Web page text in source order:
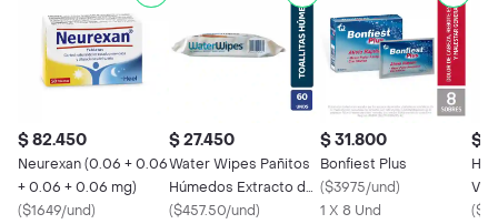
$ 82.450
Neurexan (0.06 + 0.06
+ 0.06 + 0.06 mg)
($1649/und)
$ 27.450
Water Wipes Pañitos
Húmedos Extracto de
Fruta
($457.50/und)
$ 31.800
Bonfiest Plus
($3975/und)
1 X 8 Und
$
(